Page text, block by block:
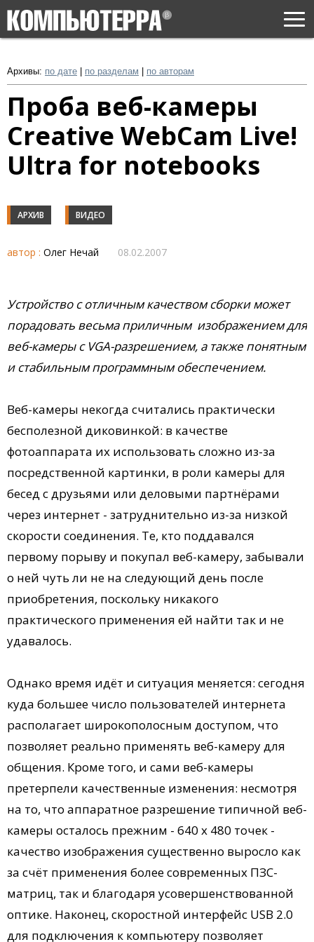
Архивы: по дате по разделам по авторам
Проба веб-камеры
Creative WebCam Live!
Ultra for notebooks
АРХИВ ВИДЕО
автор : Олег Нечай 08.02.2007
Устройство с отличным качеством сборки может
порадовать весьма приличным изображением для
веб-камеры с VGA-разрешением, а также понятным
и стабильным программным обеспечением.
Веб-камеры некогда считались практически
бесполезной диковинкой: в качестве
фотоаппарата их использовать сложно из-за
посредственной картинки, в роли камеры для
бесед с друзьями или деловыми партнёрами
через интернет - затруднительно из-за низкой
скорости соединения. Те, кто поддавался
первому порыву и покупал веб-камеру, забывали
о ней чуть ли не на следующий день после
приобретения, поскольку никакого
практического применения ей найти так и не
удавалось.
Однако время идёт и ситуация меняется: сегодня
куда большее число пользователей интернета
располагает широкополосным доступом, что
позволяет реально применять веб-камеру для
общения. Кроме того, и сами веб-камеры
претерпели качественные изменения: несмотря
на то, что аппаратное разрешение типичной веб-
камеры осталось прежним - 640 х 480 точек -
качество изображения существенно выросло как
за счёт применения более современных ПЗС-
матриц, так и благодаря усовершенствованной
оптике. Наконец, скоростной интерфейс USB 2.0
для подключения к компьютеру позволяет